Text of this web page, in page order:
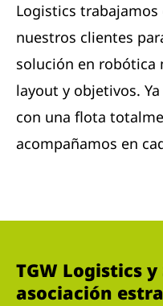
Logistics
nuestros clientes
solución en robótica
layout y objetivos.
con una flota
acompañamos en
TGW Logistics y
asociación